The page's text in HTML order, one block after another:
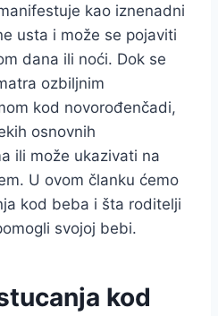
kao iznenadni
usta i može se pojaviti
dana ili noći. Dok se
ozbiljnim
kod novorođenčadi,
osnovnih
ili može ukazivati na
U ovom članku ćemo
kod beba i šta roditelji
svojoj bebi.
kod